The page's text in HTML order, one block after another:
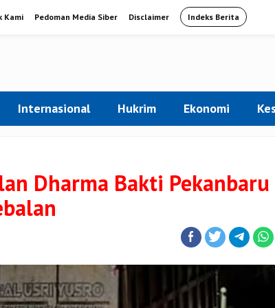
Kami Pedoman Media Siber Disclaimer Indeks Berita
Internasional Hukrim Ekonomi
Dharma Bakti Pekanbaru